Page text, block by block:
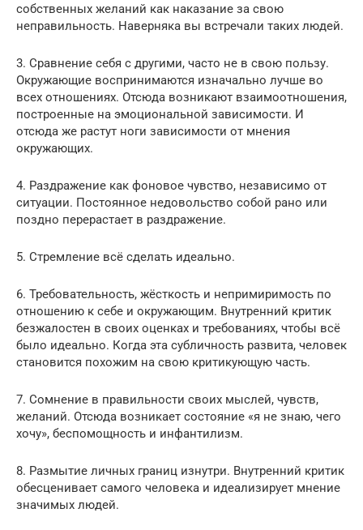
собственных желаний как наказание за свою
неправильность. Наверняка вы встречали таких людей.
3. Сравнение себя с другими, часто не в свою пользу.
Окружающие воспринимаются изначально лучше во
всех отношениях. Отсюда возникают взаимоотношения,
построенные на эмоциональной зависимости. И
отсюда же растут ноги зависимости от мнения
окружающих.
4. Раздражение как фоновое чувство, независимо от
ситуации. Постоянное недовольство собой рано или
поздно перерастает в раздражение.
5. Стремление всё сделать идеально.
6. Требовательность, жёсткость и непримиримость по
отношению к себе и окружающим. Внутренний критик
безжалостен в своих оценках и требованиях, чтобы всё
было идеально. Когда эта субличность развита, человек
становится похожим на свою критикующую часть.
7. Сомнение в правильности своих мыслей, чувств,
желаний. Отсюда возникает состояние «я не знаю, чего
хочу», беспомощность и инфантилизм.
8. Размытие личных границ изнутри. Внутренний критик
обесценивает самого человека и идеализирует мнение
значимых людей.